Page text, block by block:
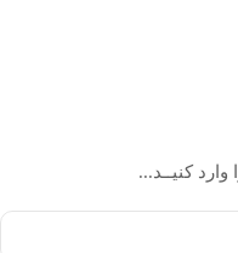
کنیــد...